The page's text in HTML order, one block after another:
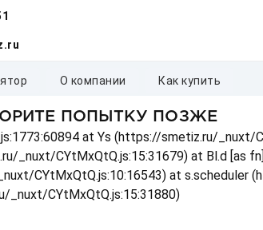
о компании как купить
ПОПЫТКУ ПОЗЖЕ
at Ys (https://smetiz.ru/_nuxt/
CYtMxQtQ.js:15:31679) at Bl.d [as
CYtMxQtQ.js:10:16543) at s.scheduler
_nuxt/CYtMxQtQ.js:15:31880)